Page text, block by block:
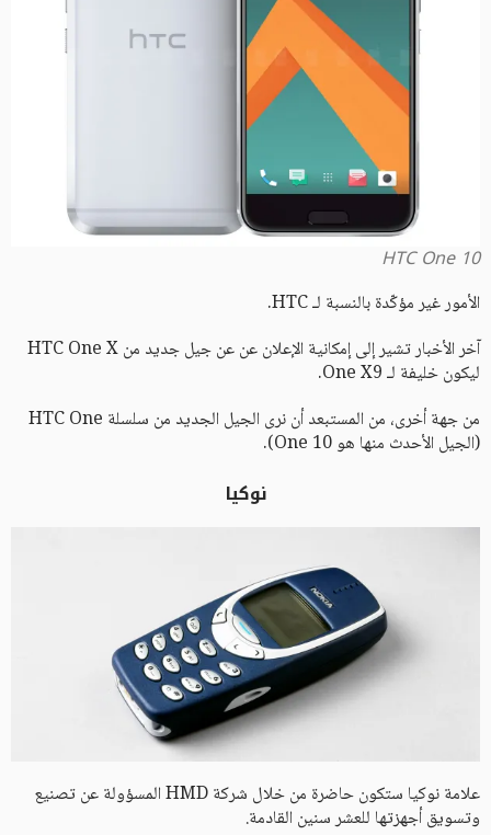
HTC One 10
الأمور غير مؤكّدة بالنسبة لـ HTC.
آخر الأخبار تشير إلى إمكانية الإعلان عن عن جيل جديد من HTC One X
ليكون خليفة لـ One X9.
من جهة أخرى، من المستبعد أن نرى الجيل الجديد من سلسلة HTC One
(الجيل الأحدث منها هو One 10).
نوكيا
علامة نوكيا ستكون حاضرة من خلال شركة HMD المسؤولة عن تصنيع
وتسويق أجهزتها للعشر سنين القادمة.